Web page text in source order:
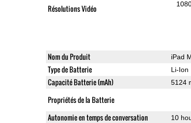
Résolutions Vidéo
Nom du Produit iPad
Type de Batterie Li-Ion
Capacité Batterie (mAh) 5124
Propriétés de la Batterie
Autonomie en temps de conversation 10